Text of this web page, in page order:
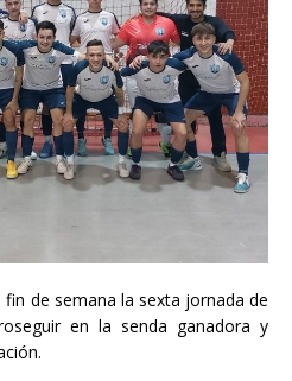
de semana la sexta jornada de
en la senda ganadora y